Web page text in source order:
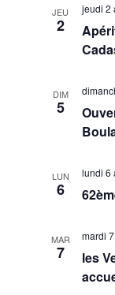
JEU
2
jeudi 2
DIM
5
LUN
6
lundi 6
MAR
7
les
mardi